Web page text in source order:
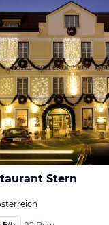
Stern